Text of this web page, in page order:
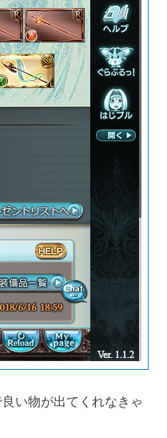
い物が出てくれなきゃ